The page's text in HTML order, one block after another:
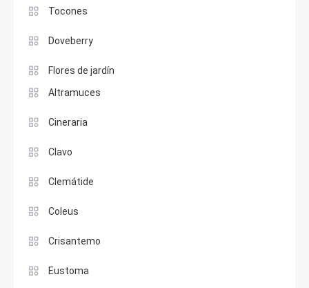
Tocones
Doveberry
Flores de jardín
Altramuces
Cineraria
Clavo
Clemátide
Coleus
Crisantemo
Eustoma